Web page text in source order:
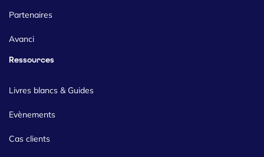
Partenaires
Avanci
Ressources
Livres blancs & Guides
Evènements
Cas clients